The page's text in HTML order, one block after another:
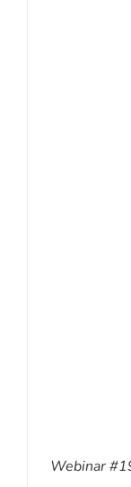
Webinar